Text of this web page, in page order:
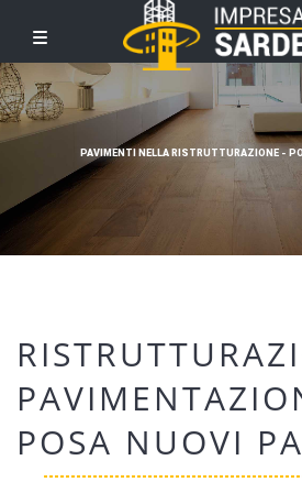
PAVIMENTI NELLA RISTRUTTURAZIONE -
POSA NUOVI